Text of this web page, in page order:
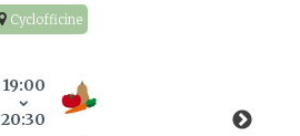
Cyclofficine
19:00
20:30